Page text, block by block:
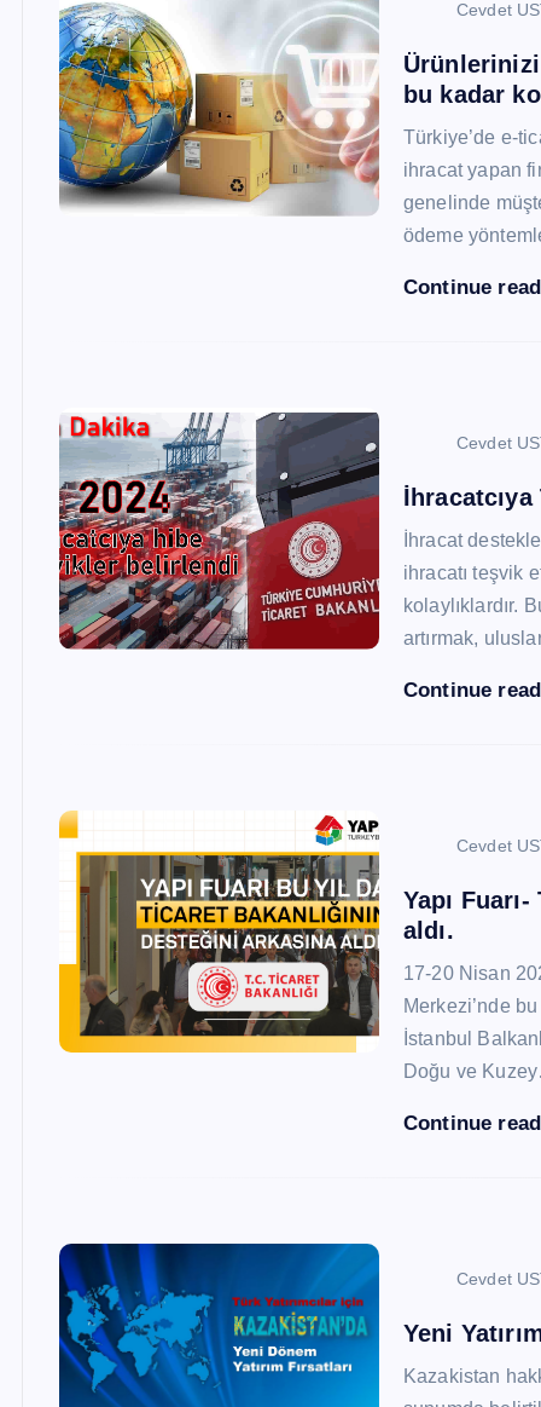
Cevdet
Ürünlerinizi
bu kadar
Türkiye’de e-
ihracat yapan
genelinde
ödeme
Continue
Cevdet
İhracat
ihracatı teşvik
kolaylıklardır.
artırmak,
Continue
Cevdet
Yapı
aldı.
17-20 Nisan
Merkezi’nde
İstanbul
Doğu ve
Continue
Cevdet
Yeni
Kazakistan